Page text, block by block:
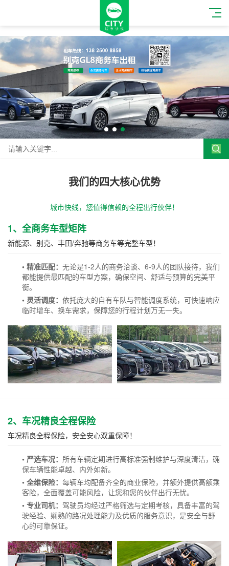
我们的四大核心优势
城市快线，您值得信赖的全程出行伙伴！
1、全商务车型矩阵
新能源、别克、丰田/奔驰等商务车等完整车型！
• 精准匹配： 无论是1-2人的商务洽谈、6-9人的团队接待，我们
都能提供最匹配的车型方案，确保空间、舒适与预算的完美平
衡。
• 灵活调度： 依托庞大的自有车队与智能调度系统，可快速响应
临时增车、换车需求，保障您的行程计划万无一失。
2、车况精良全程保险
车况精良全程保险，安全安心双重保障！
• 严选车况： 所有车辆定期进行高标准强制维护与深度清洁，确
保车辆性能卓越、内外如新。
• 全维保险： 每辆车均配备齐全的商业保险，并额外提供高额乘
客险，全面覆盖可能风险，让您和您的伙伴出行无忧。
• 专业司机： 驾驶员均经过严格筛选与定期考核，具备丰富的驾
驶经验、娴熟的路况处理能力及优质的服务意识，是安全与舒
心的可靠保证。